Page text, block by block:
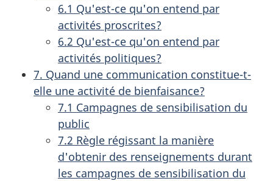
6.1 Qu'est-ce qu'on entend par
activités proscrites?
6.2 Qu'est-ce qu'on entend par
activités politiques?
7. Quand une communication constitue-t-
elle une activité de bienfaisance?
7.1 Campagnes de sensibilisation du
public
7.2 Règle régissant la manière
d'obtenir des renseignements durant
les campagnes de sensibilisation du